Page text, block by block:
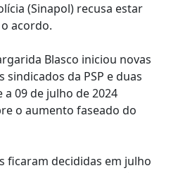
(Sinapol) recusa estar
acordo.
Blasco iniciou novas
da PSP e duas
a 09 de julho de 2024
o aumento faseado do
ficaram decididas em julho